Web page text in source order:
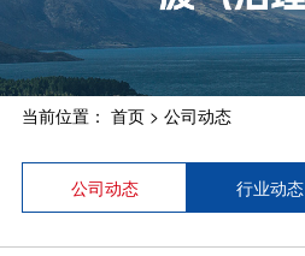
当前位置： 首页> 公司动态
公司动态 行业动态